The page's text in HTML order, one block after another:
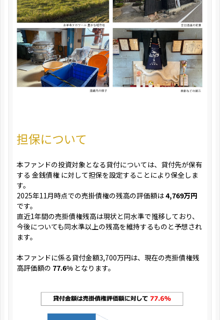
担保について
本ファンドの投資対象となる貸付については、貸付先が保有
する 金銭債権 に対して担保を設定することにより保全しま
す。
2025年11月時点での売掛債権の残高の評価額は4,769万円
です。
直近1年間の売掛債権残高は現状と同水準で推移しており、
今後についても同水準以上の残高を維持するものと予想され
ます。
本ファンドに係る貸付金額3,700万円は、現在の売掛債権残
高評価額の 77.6% となります。